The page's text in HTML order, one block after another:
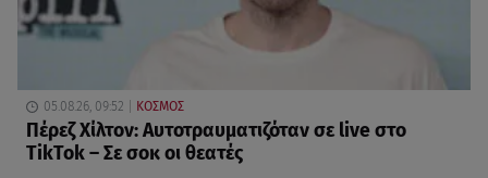
05.08.26, 09:52 ΚΟΣΜΟΣ
Πέρεζ Χίλτον: Αυτοτραυματιζόταν σε live στο
TikTok – Σε σοκ οι θεατές